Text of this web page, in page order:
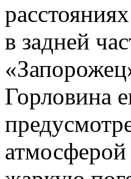
в задней
Горловина